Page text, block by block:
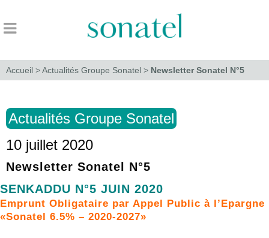
Accueil >Actualités Groupe Sonatel > Newsletter Sonatel N°5
Actualités Groupe Sonatel
10 juillet 2020
Newsletter Sonatel N°5
SENKADDU N°5 JUIN 2020
Emprunt Obligataire par Appel Public à l’Epargne
«Sonatel 6.5% – 2020-2027»